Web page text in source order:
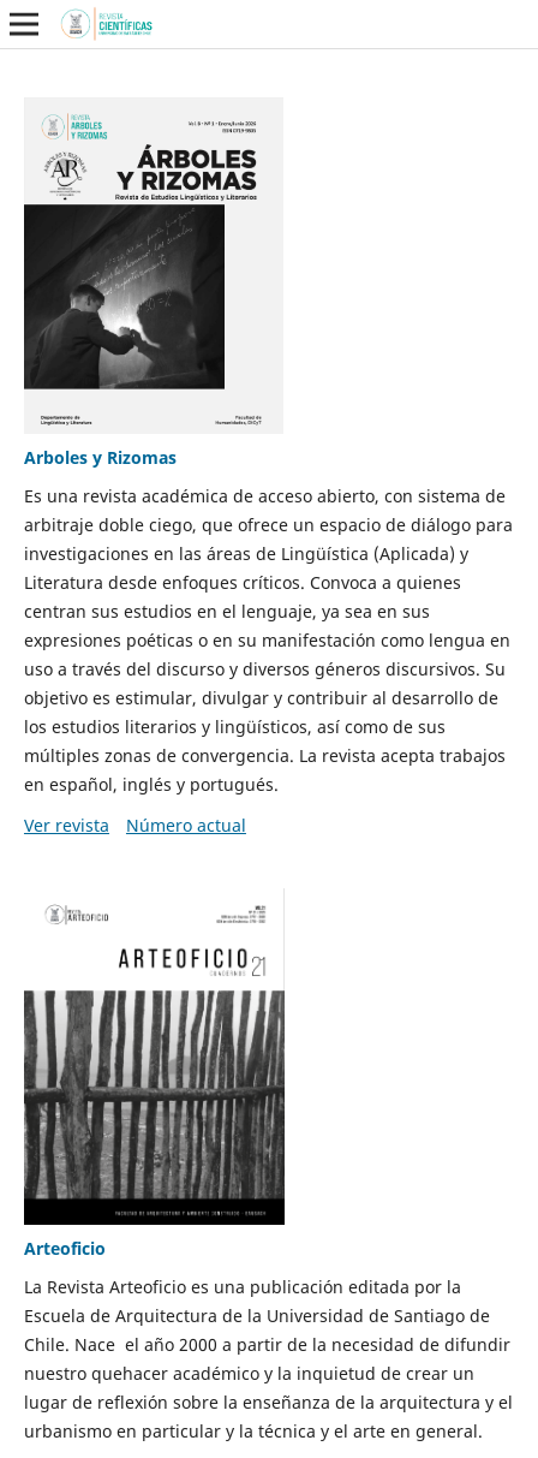
Arboles y Rizomas
Es una revista académica de acceso abierto, con sistema de
arbitraje doble ciego, que ofrece un espacio de diálogo para
investigaciones en las áreas de Lingüística (Aplicada) y
Literatura desde enfoques críticos. Convoca a quienes
centran sus estudios en el lenguaje, ya sea en sus
expresiones poéticas o en su manifestación como lengua en
uso a través del discurso y diversos géneros discursivos. Su
objetivo es estimular, divulgar y contribuir al desarrollo de
los estudios literarios y lingüísticos, así como de sus
múltiples zonas de convergencia. La revista acepta trabajos
en español, inglés y portugués.
Ver revista
Número actual
Arteoficio
La Revista Arteoficio es una publicación editada por la
Escuela de Arquitectura de la Universidad de Santiago de
Chile. Nace el año 2000 a partir de la necesidad de difundir
nuestro quehacer académico y la inquietud de crear un
lugar de reflexión sobre la enseñanza de la arquitectura y el
urbanismo en particular y la técnica y el arte en general.